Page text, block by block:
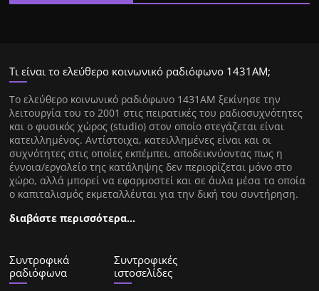
Τι είναι το ελεύθερο κοινωνικό ραδιόφωνο 1431ΑΜ;
Tο ελεύθερο κοινωνικό ραδιόφωνο 1431AM ξεκίνησε την
λειτουργία του το 2001 στις πειρατικές του ραδιοσυχνότητες
και ο φυσικός χώρος (studio) στον οποίο στεγάζεται είναι
κατειλλημένος. Αντίστοιχα, κατειλλημένες είναι και οι
συχνότητες στις οποίες εκπέμπει, αποδεικνύοντας πως η
έννοια/εργαλείο της κατάληψης δεν περιορίζεται μόνο στο
χώρο, αλλά μπορεί να εφαρμοστεί και σε άυλα μέσα τα οποία
ο καπιταλισμός εκμεταλλέυται για την δική του συντήρηση.
διαβάστε περισσότερα…
Συντροφικά
ραδιόφωνα
Συντροφικές
ιστοσελίδες